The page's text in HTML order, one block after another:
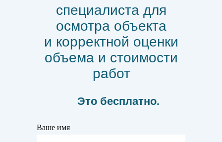
специалиста для
осмотра объекта
и корректной оценки
объема и стоимости
работ
Ваше имя
Это бесплатно.